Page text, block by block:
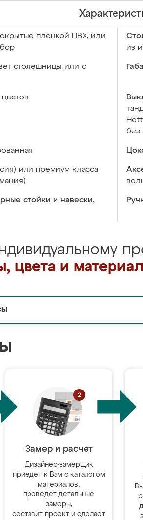
плёнкой ПВХ, или
из
столешницы или с
без
или премиум класса
стойки и навески,
цвета и
Замер и расчет
Дизайнер-замерщик
приедет к Вам с каталогом
материалов,
проведёт детальные
замеры,
составит проект и сделает